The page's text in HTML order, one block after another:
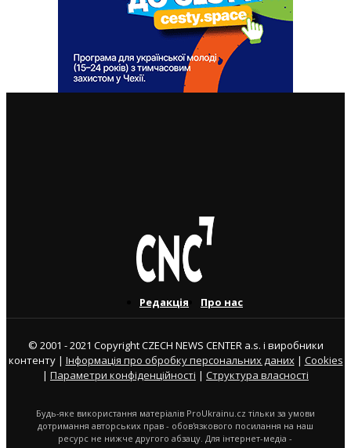
Редакція Про нас
© 2001 - 2021 Copyright CZECH NEWS CENTER a.s. і виробники
контенту | Інформація про обробку персональних даних| Cookies
| Параметри конфіденційності | Структура власності
Будь-яке використання матеріалів ProUkrainu.cz тільки за умови
дотримання авторських прав - обов'язкового посилання на наш
ресурс не нижче другого абзацу. Для інтернет-медіа -